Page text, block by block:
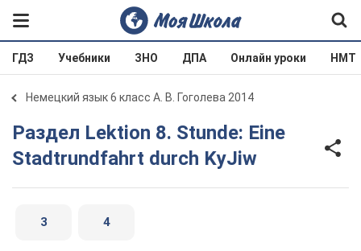
ГДЗ Учебники ЗНО ДПА Онлайн уроки НМТ
Немецкий язык 6 класс А. В. Гоголева 2014
Раздел Lektion 8. Stunde: Eine
Stadtrundfahrt durch KyJiw
3 4